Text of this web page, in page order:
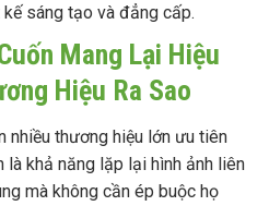
sáng tạo và đẳng cấp.
Mang Lại Hiệu
Hiệu Ra Sao
nhiều thương hiệu lớn ưu tiên
là khả năng lặp lại hình ảnh liên
mà không cần ép buộc họ